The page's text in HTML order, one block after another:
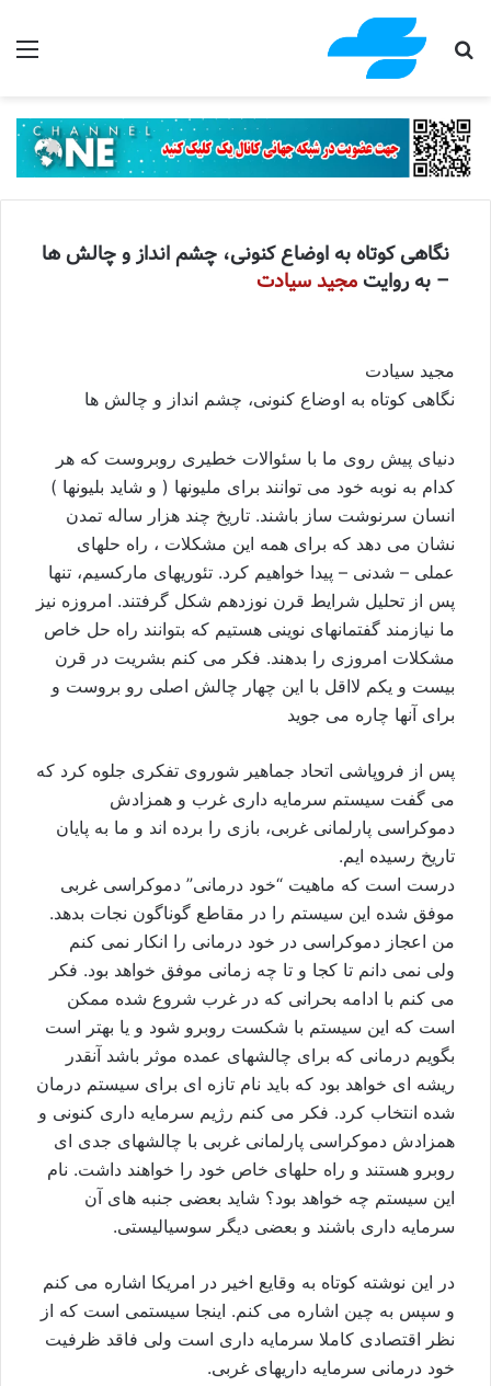
جستجو برای
نگاهی کوتاه به اوضاع کنونی، چشم انداز و چالش ها
– به روایت مجيد سيادت
مجيد سيادت
نگاهی کوتاه به اوضاع کنونی، چشم انداز و چالش ها
دنيای پيش روی ما با سئوالات خطيری روبروست که هر
کدام به نوبه خود می توانند برای مليونها ( و شايد بليونها )
انسان سرنوشت ساز باشند. تاريخ چند هزار ساله تمدن
نشان می دهد که برای همه اين مشکلات ، راه حلهای
عملی – شدنی – پيدا خواهيم کرد. تئوريهای مارکسيم، تنها
پس از تحليل شرايط قرن نوزدهم شکل گرفتند. امروزه نيز
ما نيازمند گفتمانهای نوينی هستيم که بتوانند راه حل خاص
مشکلات امروزی را بدهند. فکر می کنم بشريت در قرن
بيست و يکم لااقل با اين چهار چالش اصلی رو بروست و
برای آنها چاره می جويد
پس از فروپاشی اتحاد جماهير شوروی تفکری جلوه کرد که
می گفت سيستم سرمايه داری غرب و همزادش
دموکراسی پارلمانی غربی، بازی را برده اند و ما به پايان
تاريخ رسيده ايم.
درست است که ماهيت “خود درمانی” دموکراسی غربی
موفق شده اين سيستم را در مقاطع گوناگون نجات بدهد.
من اعجاز دموکراسی در خود درمانی را انکار نمی کنم
ولی نمی دانم تا کجا و تا چه زمانی موفق خواهد بود. فکر
می کنم با ادامه بحرانی که در غرب شروع شده ممکن
است که اين سيستم با شکست روبرو شود و يا بهتر است
بگويم درمانی که برای چالشهای عمده موثر باشد آنقدر
ريشه ای خواهد بود که بايد نام تازه ای برای سيستم درمان
شده انتخاب کرد. فکر می کنم رژيم سرمايه داری کنونی و
همزادش دموکراسی پارلمانی غربی با چالشهای جدی ای
روبرو هستند و راه حلهای خاص خود را خواهند داشت. نام
اين سيستم چه خواهد بود؟ شايد بعضی جنبه های آن
سرمايه داری باشند و بعضی ديگر سوسياليستی.
در اين نوشته کوتاه به وقايع اخير در امريکا اشاره می کنم
و سپس به چين اشاره می کنم. اينجا سيستمی است که از
نظر اقتصادی کاملا سرمايه داری است ولی فاقد ظرفيت
خود درمانی سرمايه داريهای غربی.